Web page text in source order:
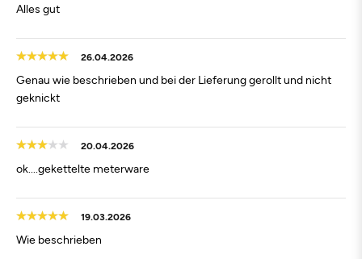
Alles gut
26.04.2026
Genau wie beschrieben und bei der Lieferung gerollt und nicht
geknickt
20.04.2026
ok....gekettelte meterware
19.03.2026
Wie beschrieben